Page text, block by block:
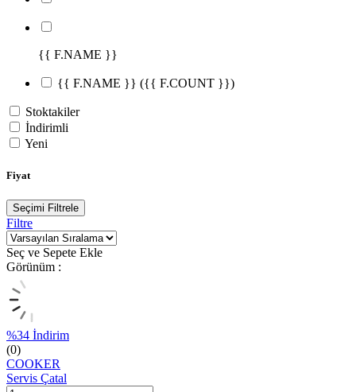
{{ F.NAME }}
{{ F.NAME }} ({{ F.COUNT }})
Stoktakiler
İndirimli
Yeni
Fiyat
Seçimi Filtrele
Filtre
Seç ve Sepete Ekle
Görünüm :
%34 İndirim
(0)
COOKER
Servis Çatal